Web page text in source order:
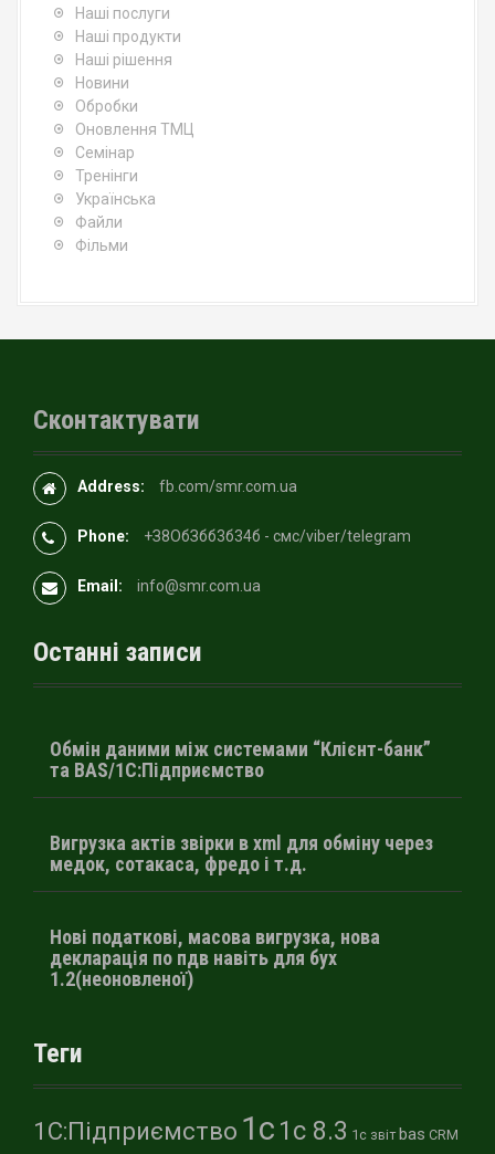
Наші послуги
Наші продукти
Наші рішення
Новини
Обробки
Оновлення ТМЦ
Семінар
Тренінги
Українська
Файли
Фільми
Сконтактувати
Address: fb.com/smr.com.ua
Phone: +З8OбЗбб3б34б - смс/viber/telegram
Email: info@smr.com.ua
Останні записи
Обмін даними між системами “Клієнт-банк”
та BAS/1С:Підприємство
Вигрузка актів звірки в xml для обміну через
медок, сотакаса, фредо і т.д.
Нові податкові, масова вигрузка, нова
декларація по пдв навіть для бух
1.2(неоновленої)
Теги
1С:Підприємство 1с 1с 8.3 1с звіт bas CRM